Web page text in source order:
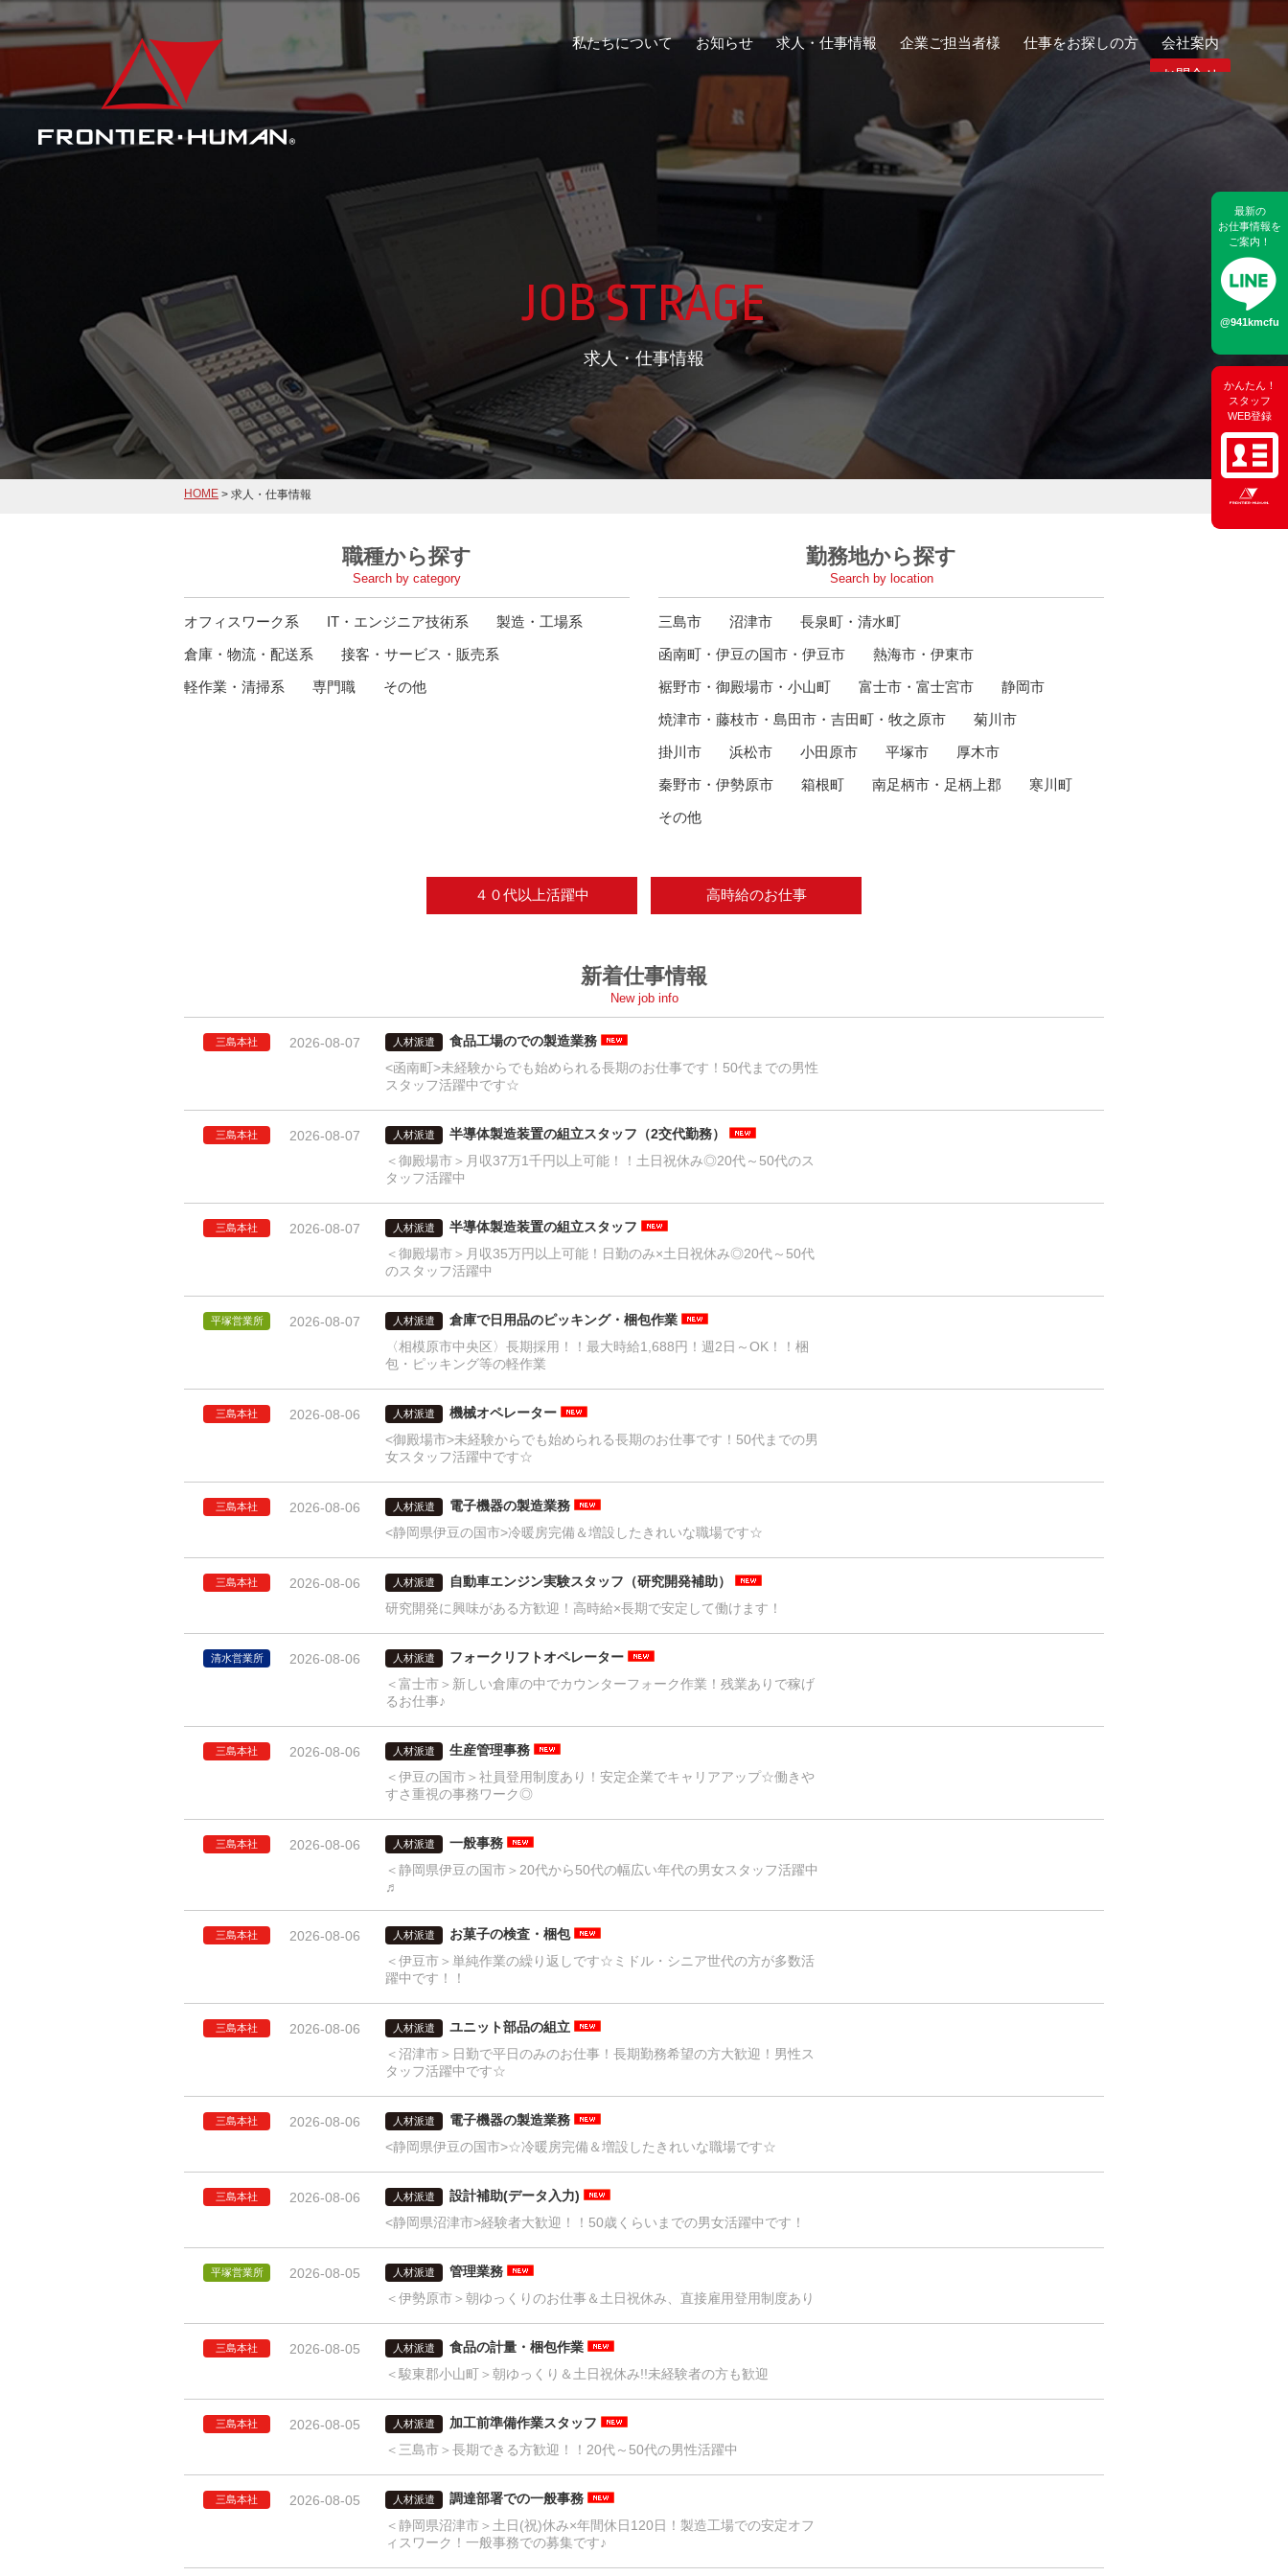
私たちについて お知らせ 求人・仕事情報 企業ご担当者様 仕事をお探しの方 会社案内
お問合せ
JOB STRAGE
求人・仕事情報
HOME > 求人・仕事情報
職種から探す
Search by category
オフィスワーク系 IT・エンジニア技術系
製造・工場系
倉庫・物流・配送系
接客・サービス・販売系
軽作業・清掃系
専門職 その他
勤務地から探す
Search by location
三島市 沼津市
長泉町・清水町
函南町・伊豆の国市・伊豆市
熱海市・伊東市
裾野市・御殿場市・小山町
富士市・富士宮市
静岡市
焼津市・藤枝市・島田市・吉田町・牧之原市
菊川市
掛川市
浜松市 小田原市 平塚市
厚木市
秦野市・伊勢原市
箱根町 南足柄市・足柄上郡
寒川町
その他
４０代以上活躍中 高時給のお仕事
新着仕事情報
New job info
三島本社 2026-08-07 人材派遣
食品工場のでの製造業務
<函南町>未経験からでも始められる長期のお仕事です！50代までの男性
スタッフ活躍中です☆
三島本社 2026-08-07 人材派遣
半導体製造装置の組立スタッフ（2交代勤務）
＜御殿場市＞月収37万1千円以上可能！！土日祝休み◎20代～50代のス
タッフ活躍中
三島本社 2026-08-07 人材派遣
半導体製造装置の組立スタッフ
＜御殿場市＞月収35万円以上可能！日勤のみ×土日祝休み◎20代～50代
のスタッフ活躍中
平塚営業所 2026-08-07 人材派遣
倉庫で日用品のピッキング・梱包作業
〈相模原市中央区〉長期採用！！最大時給1,688円！週2日～OK！！梱
包・ピッキング等の軽作業
三島本社 2026-08-06 人材派遣
機械オペレーター
<御殿場市>未経験からでも始められる長期のお仕事です！50代までの男
女スタッフ活躍中です☆
三島本社 2026-08-06 人材派遣
電子機器の製造業務
<静岡県伊豆の国市>冷暖房完備＆増設したきれいな職場です☆
三島本社 2026-08-06 人材派遣
自動車エンジン実験スタッフ（研究開発補助）
研究開発に興味がある方歓迎！高時給×長期で安定して働けます！
清水営業所 2026-08-06 人材派遣
フォークリフトオペレーター
＜富士市＞新しい倉庫の中でカウンターフォーク作業！残業ありで稼げ
るお仕事♪
三島本社 2026-08-06 人材派遣
生産管理事務
＜伊豆の国市＞社員登用制度あり！安定企業でキャリアアップ☆働きや
すさ重視の事務ワーク◎
三島本社 2026-08-06 人材派遣
一般事務
＜静岡県伊豆の国市＞20代から50代の幅広い年代の男女スタッフ活躍中
♬
三島本社 2026-08-06 人材派遣
お菓子の検査・梱包
＜伊豆市＞単純作業の繰り返しです☆ミドル・シニア世代の方が多数活
躍中です！！
三島本社 2026-08-06 人材派遣
ユニット部品の組立
＜沼津市＞日勤で平日のみのお仕事！長期勤務希望の方大歓迎！男性ス
タッフ活躍中です☆
三島本社 2026-08-06 人材派遣
電子機器の製造業務
<静岡県伊豆の国市>☆冷暖房完備＆増設したきれいな職場です☆
三島本社 2026-08-06 人材派遣
設計補助(データ入力)
<静岡県沼津市>経験者大歓迎！！50歳くらいまでの男女活躍中です！
平塚営業所 2026-08-05 人材派遣
管理業務
＜伊勢原市＞朝ゆっくりのお仕事＆土日祝休み、直接雇用登用制度あり
三島本社 2026-08-05 人材派遣
食品の計量・梱包作業
＜駿東郡小山町＞朝ゆっくり＆土日祝休み!!未経験者の方も歓迎
三島本社 2026-08-05 人材派遣
加工前準備作業スタッフ
＜三島市＞長期できる方歓迎！！20代～50代の男性活躍中
三島本社 2026-08-05 人材派遣
調達部署での一般事務
＜静岡県沼津市＞土日(祝)休み×年間休日120日！製造工場での安定オフ
ィスワーク！一般事務での募集です♪
最新の
お仕事情報を
ご案内！
@941kmcfu
かんたん！
スタッフ
WEB登録